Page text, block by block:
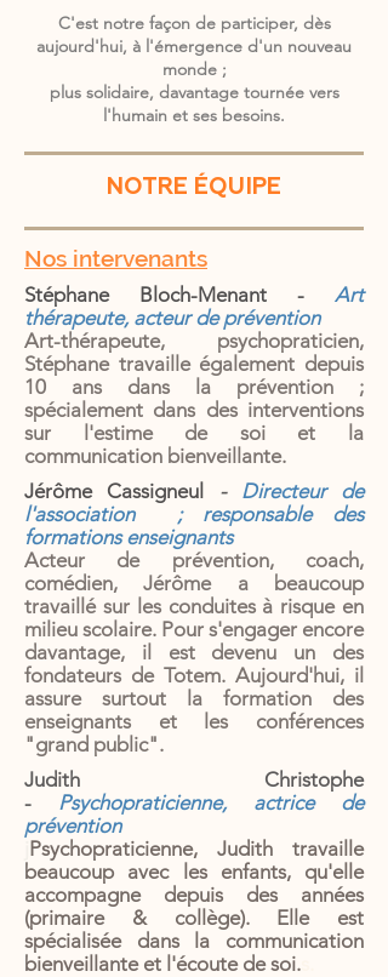
C'est notre façon de participer, dès
aujourd'hui, à l'émergence d'un nouveau
monde ;
plus solidaire, davantage tournée vers
l'humain et ses besoins.
NOTRE ÉQUIPE
Nos intervenants
Stéphane Bloch-Menant -
Art
thérapeute, acteur de prévention
Art-thérapeute, psychopraticien,
Stéphane travaille également depuis
10 ans dans la prévention ;
spécialement dans des interventions
sur l'estime de soi et la
communication bienveillante.
Jérôme Cassigneul -
Directeur de
l'association
; responsable des
formations enseignants
Acteur de prévention, coach,
comédien, Jérôme a beaucoup
travaillé sur les conduites à risque en
milieu scolaire. Pour s'engager encore
davantage, il est devenu un des
fondateurs de Totem. Aujourd'hui, il
assure surtout la formation des
enseignants et les conférences
"grand public".
Judith Christophe
-
Psychopraticienne, actrice de
prévention
Psychopraticienne, Judith travaille
beaucoup avec les enfants, qu'elle
accompagne depuis des années
(primaire & collège). Elle est
spécialisée dans la communication
bienveillante et l'écoute de soi.